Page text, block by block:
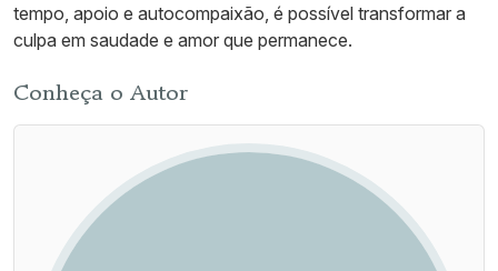
tempo, apoio e autocompaixão, é possível transformar a
culpa em saudade e amor que permanece.
Conheça o Autor